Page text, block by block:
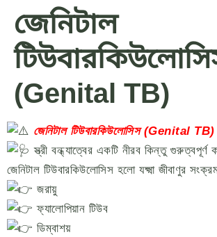
জেনিটাল
(Genital TB)
জেনিটাল টিউবারকিউলোসিস (Genital TB)
স্ত্রী বন্ধ্যাত্বের একটি নীরব কিন্তু গুরুত্বপূর্ণ
জেনিটাল টিউবারকিউলোসিস হলো যক্ষ্মা জীবাণুর
জরায়ু
ফ্যালোপিয়ান টিউব
ডিম্বাশয়